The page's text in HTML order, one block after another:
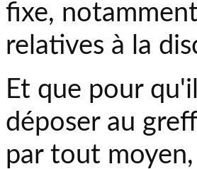
fixe,
relatives à la
Et que pour
déposer au
par tout